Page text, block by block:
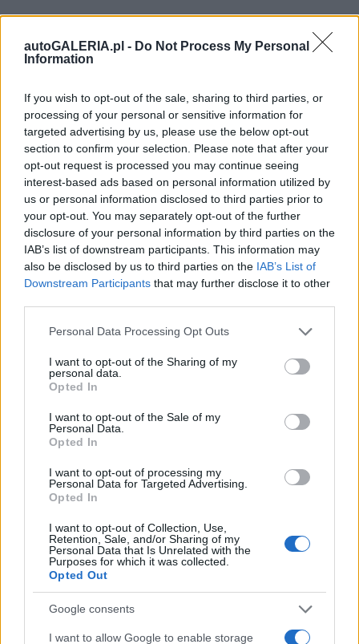
autoGALERIA.pl - Do Not Process My Personal
Information
If you wish to opt-out of the sale, sharing to third parties, or
processing of your personal or sensitive information for
targeted advertising by us, please use the below opt-out
section to confirm your selection. Please note that after your
opt-out request is processed you may continue seeing
interest-based ads based on personal information utilized by
us or personal information disclosed to third parties prior to
your opt-out. You may separately opt-out of the further
disclosure of your personal information by third parties on the
IAB’s list of downstream participants. This information may
also be disclosed by us to third parties on the IAB’s List of
Downstream Participants that may further disclose it to other
Please note that this website/app uses one or more Google
not limited to your visit or usage behaviour. You may click to
grant or deny consent to Google and its third-party tags to
use your data for below specified purposes in below Google
consent section.
Personal Data Processing Opt Outs
I want to opt-out of the Sharing of my
personal data.
Opted In
I want to opt-out of the Sale of my
Personal Data.
Opted In
I want to opt-out of processing my
Personal Data for Targeted Advertising.
Opted In
I want to opt-out of Collection, Use,
Retention, Sale, and/or Sharing of my
Personal Data that Is Unrelated with the
Purposes for which it was collected.
Opted Out
Google consents
I want to allow Google to enable storage